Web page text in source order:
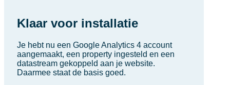
Klaar voor installatie
Je hebt nu een Google Analytics 4 account
aangemaakt, een property ingesteld en een
datastream gekoppeld aan je website.
Daarmee staat de basis goed.